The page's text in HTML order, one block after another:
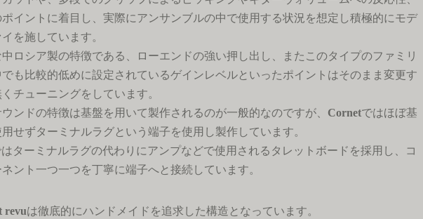
ポイントに着目し、実際にアンサンブルの中で使用する状況を想定し積極的にモデ
を施しています。
中ロシア製の特徴である、ローエンドの強い押し出し、またこのタイプのファミリ
でも比較的低めに設定されているゲインレベルといったポイントはそのまま変更す
チューニングをしています。
ウンドの特徴は基盤を用いて製作されるのが一般的なのですが、 Cornetではほぼ基
せずターミナルラグという端子を使用し製作しています。
はターミナルラグの代わりにアンプなどで使用されるタレットボードを採用し、コ
ネント一つ一つを丁寧に端子へと接続しています。
revuは徹底的にハンドメイドを追求した構造となっています。